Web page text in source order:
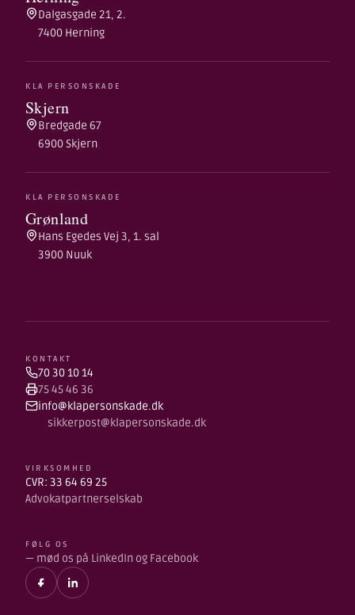
Dalgasgade 21, 2.
7400 Herning
KLA PERSONSKADE
Skjern
Bredgade 67
6900 Skjern
KLA PERSONSKADE
Grønland
Hans Egedes Vej 3, 1. sal
3900 Nuuk
KONTAKT
70 30 10 14
75 45 46 36
info@klapersonskade.dk
sikkerpost@klapersonskade.dk
VIRKSOMHED
CVR: 33 64 69 25
Advokatpartnerselskab
FØLG OS
— mød os på LinkedIn og Facebook